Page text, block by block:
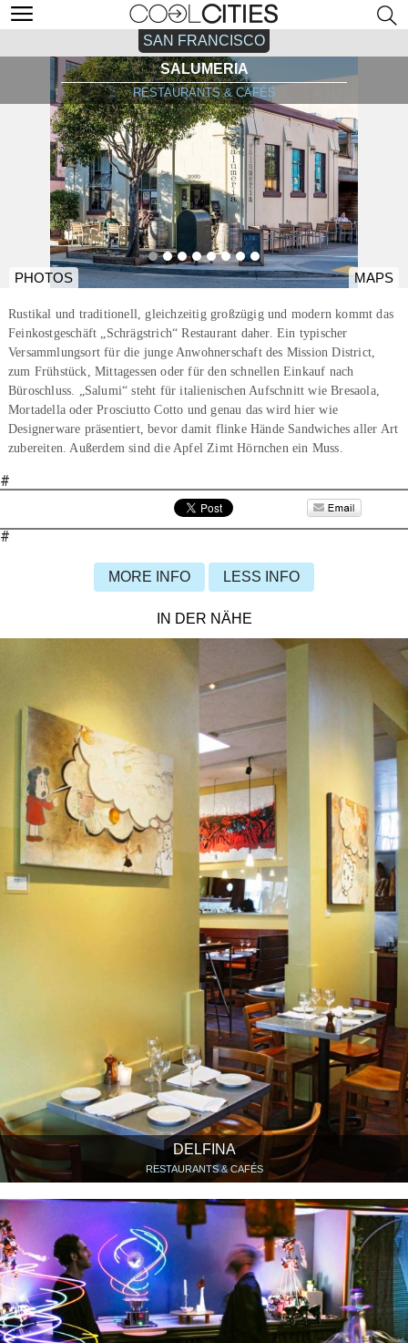
SAN FRANCISCO
SALUMERIA
RESTAURANTS & CAFÉS
PHOTOS MAPS
Rustikal und traditionell, gleichzeitig großzügig und modern kommt das
Feinkostgeschäft „Schrägstrich“ Restaurant daher. Ein typischer
Versammlungsort für die junge Anwohnerschaft des Mission District,
zum Frühstück, Mittagessen oder für den schnellen Einkauf nach
Büroschluss. „Salumi“ steht für italienischen Aufschnitt wie Bresaola,
Mortadella oder Prosciutto Cotto und genau das wird hier wie
Designerware präsentiert, bevor damit flinke Hände Sandwiches aller Art
zubereiten. Außerdem sind die Apfel Zimt Hörnchen ein Muss.
#
#
MORE INFO LESS INFO
IN DER NÄHE
DELFINA
RESTAURANTS & CAFÉS